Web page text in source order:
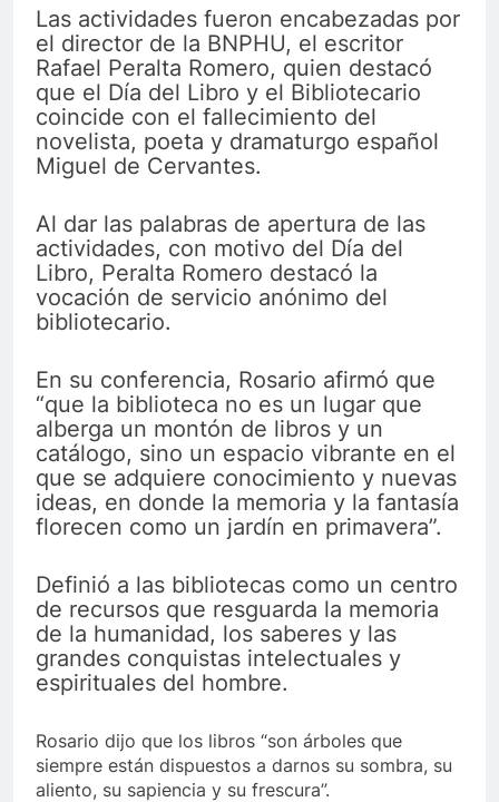
Las actividades fueron encabezadas por
el director de la BNPHU, el escritor
Rafael Peralta Romero, quien destacó
que el Día del Libro y el Bibliotecario
coincide con el fallecimiento del
novelista, poeta y dramaturgo español
Miguel de Cervantes.
Al dar las palabras de apertura de las
actividades, con motivo del Día del
Libro, Peralta Romero destacó la
vocación de servicio anónimo del
bibliotecario.
En su conferencia, Rosario afirmó que
“que la biblioteca no es un lugar que
alberga un montón de libros y un
catálogo, sino un espacio vibrante en el
que se adquiere conocimiento y nuevas
ideas, en donde la memoria y la fantasía
florecen como un jardín en primavera”.
Definió a las bibliotecas como un centro
de recursos que resguarda la memoria
de la humanidad, los saberes y las
grandes conquistas intelectuales y
espirituales del hombre.
Rosario dijo que los libros “son árboles que
siempre están dispuestos a darnos su sombra, su
aliento, su sapiencia y su frescura”.